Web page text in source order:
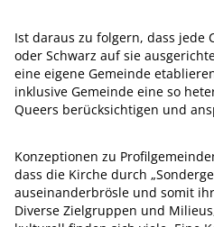
Ist daraus zu folgern, dass jede
oder Schwarz auf sie
eine eigene Gemeinde
inklusive Gemeinde eine so
Queers berücksichtigen und
Konzeptionen zu
dass die Kirche durch
auseinanderbrösle und somit
Diverse Zielgruppen und